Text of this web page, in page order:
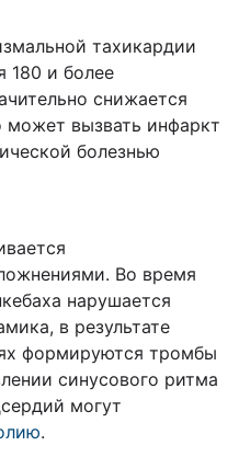
тахикардии
180 и более
снижается
вызвать инфаркт
болезнью
Во время
нарушается
в результате
формируются тромбы
синусового ритма
могут
.